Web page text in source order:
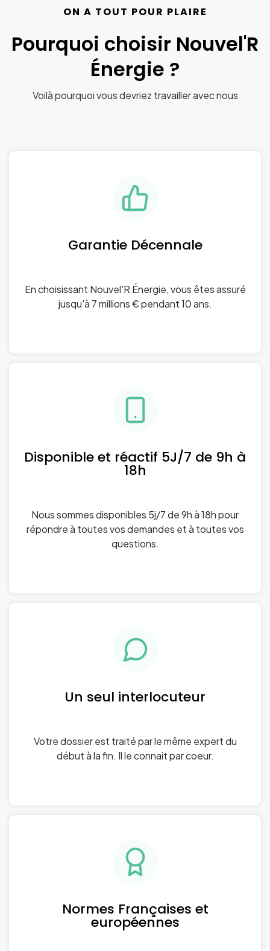
ON A TOUT POUR PLAIRE
Pourquoi choisir Nouvel'R
Énergie ?
Voilà pourquoi vous devriez travailler avec nous
Garantie Décennale
En choisissant Nouvel'R Énergie, vous êtes assuré
jusqu'à 7 millions € pendant 10 ans.
Disponible et réactif 5J/7 de 9h à
18h
Nous sommes disponibles 5j/7 de 9h à 18h pour
répondre à toutes vos demandes et à toutes vos
questions.
Un seul interlocuteur
Votre dossier est traité par le même expert du
début à la fin. Il le connait par coeur.
Normes Françaises et
européennes